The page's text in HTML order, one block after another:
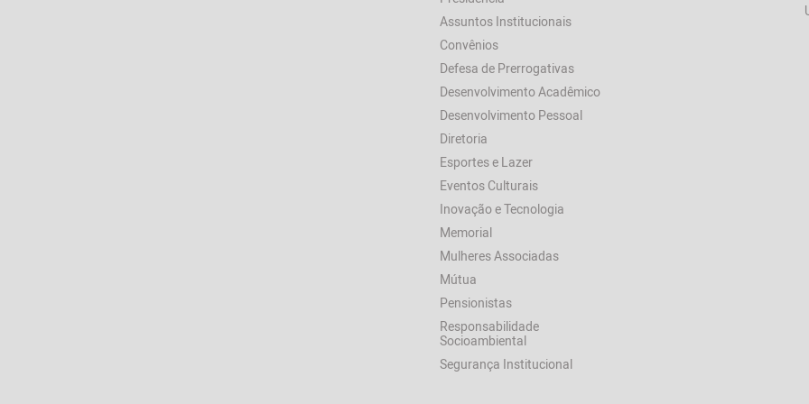
Assuntos Institucionais
Convênios
Defesa de Prerrogativas
Desenvolvimento Acadêmico
Desenvolvimento Pessoal
Diretoria
Esportes e Lazer
Eventos Culturais
Inovação e Tecnologia
Memorial
Mulheres Associadas
Mútua
Pensionistas
Responsabilidade
Socioambiental
Segurança Institucional